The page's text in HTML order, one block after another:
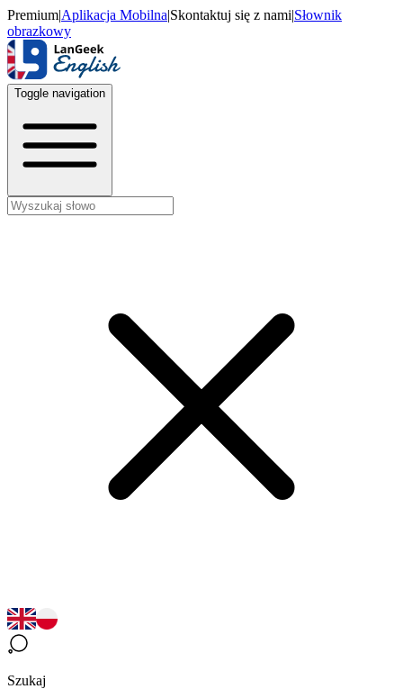
Premium|Aplikacja Mobilna|Skontaktuj się z nami|Słownik
obrazkowy
Toggle navigation
Szukaj